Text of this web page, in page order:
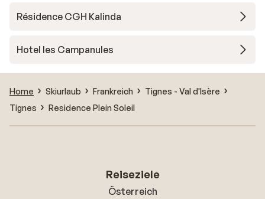
Résidence CGH Kalinda
Hotel les Campanules
Home Skiurlaub Frankreich
Tignes - Val d'Isère
Tignes
Residence Plein Soleil
Reiseziele
Österreich